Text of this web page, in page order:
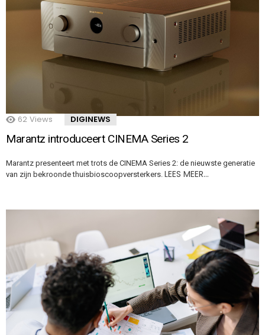
62 Views DIGINEWS
Marantz introduceert CINEMA Series 2
Marantz presenteert met trots de CINEMA Series 2: de nieuwste generatie
van zijn bekroonde thuisbioscoopversterkers. LEES MEER…